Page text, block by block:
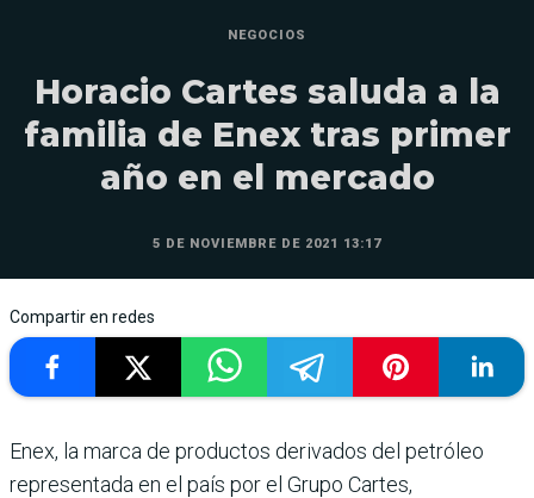
NEGOCIOS
Horacio Cartes saluda a la
familia de Enex tras primer
año en el mercado
5 DE NOVIEMBRE DE 2021 13:17
Compartir en redes
Enex, la marca de productos derivados del petróleo
representada en el país por el Grupo Cartes,